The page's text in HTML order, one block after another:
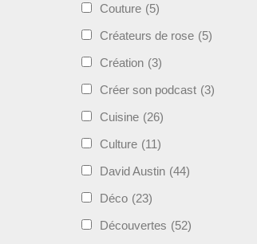
Couture (5)
Créateurs de rose (5)
Création (3)
Créer son podcast (3)
Cuisine (26)
Culture (11)
David Austin (44)
Déco (23)
Découvertes (52)